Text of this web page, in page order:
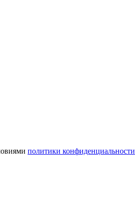
политики конфиденциальности